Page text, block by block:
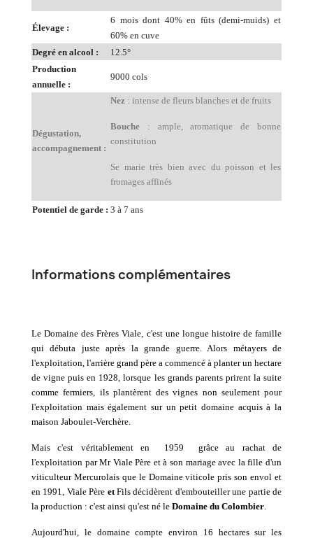
Élevage :
6 mois dont 40% en fûts (demi-muids) et
60% en cuve
Degré en alcool :
12.5°
Production
annuelle :
9000 cols
Dégustation,
accompagnement :
Nez : intense de fleurs blanches et de fruits
Bouche : ample, aromatique de bonne
constitution
Se marie très bien avec du poisson et les
fromages affinés
Potentiel de garde : 3 à 7 ans
Informations complémentaires
Le Domaine des Frères Viale, c'est une longue histoire de famille
qui débuta juste après la grande guerre. Alors métayers de
l'exploitation, l'arrière grand père a commencé à planter un hectare
de vigne puis en 1928, lorsque les grands parents prirent la suite
comme fermiers, ils plantèrent des vignes non seulement pour
l'exploitation mais également sur un petit domaine acquis à la
maison Jaboulet-Verchère.
Mais c'est véritablement en 1959 grâce au rachat de
l'exploitation par Mr Viale Père et à son mariage avec la fille d'un
viticulteur Mercurolais que le Domaine viticole pris son envol et
en 1991, Viale Père etFils décidèrent d'embouteiller une partie de
la production : c'est ainsi qu'est né le Domaine du Colombier.
Aujourd'hui, le domaine compte environ 16 hectares sur les